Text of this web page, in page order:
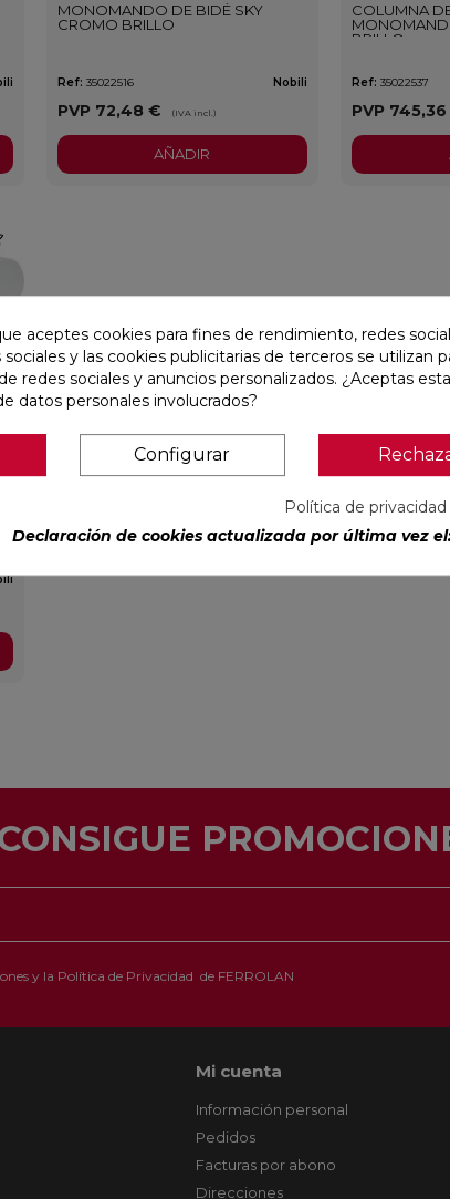
MONOMANDO DE BIDÉ SKY
CROMO BRILLO
Ref: 35022516 Nobili
PVP 72,48 € (IVA incl.)
AÑADIR
COLUMNA
BRILLO
Ref: 35022537
PVP
favorite
y la Política de Privacidad de FERROLAN
Mi cuenta
Información personal
Pedidos
Facturas por abono
Direcciones
aceptes cookies para fines de rendimiento, redes
y las cookies publicitarias de terceros se utilizan
redes sociales y anuncios personalizados. ¿Aceptas
datos personales involucrados?
Configurar
Política de
Declaración de cookies actualizada por última vez